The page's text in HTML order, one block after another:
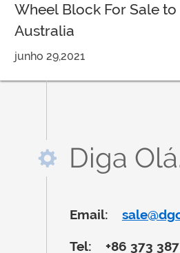
Wheel Block For Sale to
Australia
junho 29,2021
Diga
Email:
Tel: +86 373